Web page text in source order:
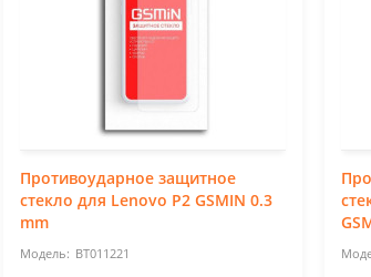
Противоударное защитное
стекло для Lenovo P2 GSMIN 0.3
mm
BT011221